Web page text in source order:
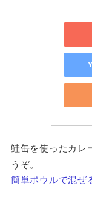
鮭缶を使ったカレ
うぞ。
簡単ボウルで混ぜ